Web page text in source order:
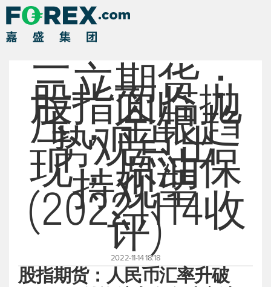
三立期货：
股指面临抛
压，金银趋
势观点出
现，原油保
持观望
(20221114收
评)
2022-11-14 18:18
股指期货：人民币汇率升破